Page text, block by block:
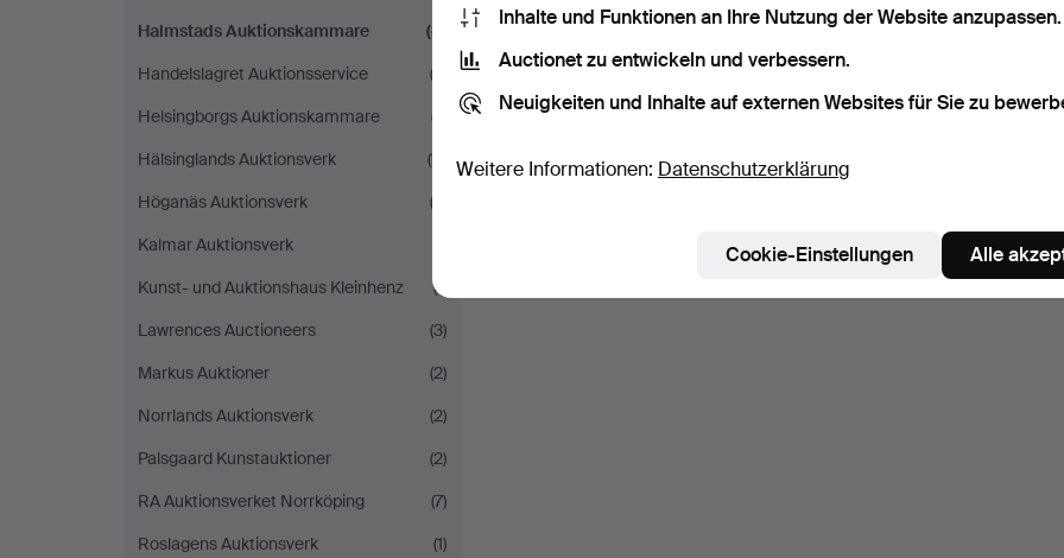
Halmstads Auktionskammare
(4)
Handelslagret Auktionsservice
(3)
Helsingborgs Auktionskammare
(7)
Hälsinglands Auktionsverk
(11)
Höganäs Auktionsverk
(3)
Kalmar Auktionsverk
Kunst- und Auktionshaus Kleinhenz
(1)
Lawrences Auctioneers
(3)
Markus Auktioner
(2)
Norrlands Auktionsverk
(2)
Palsgaard Kunstauktioner
(2)
RA Auktionsverket Norrköping
(7)
Roslagens Auktionsverk
(1)
Inhalte und Funktionen an Ihre Nutzung der Website anzupassen.
Auctionet zu entwickeln und verbessern.
Neuigkeiten und Inhalte auf externen Websites für Sie zu
Weitere Informationen: Datenschutzerklärung
Cookie-Einstellungen Alle